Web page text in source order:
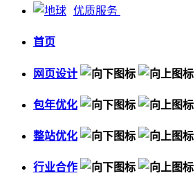
优质服务
首页
网页设计
包年优化
整站优化
行业合作